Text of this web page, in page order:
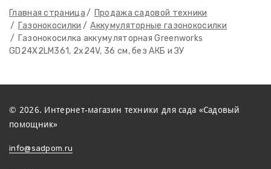
Главная страница
Продажа садовой техники
Газонокосилки
Аккумуляторные газонокосилки
Газонокосилка аккумуляторная Greenworks
GD24X2LM361, 2х24V, 36 см, без АКБ и ЗУ
© 2026. Интернет-магазин техники для сада «Садовый
помощник»
info@sadpom.ru